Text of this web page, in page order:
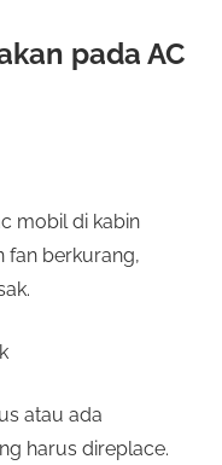
pada AC
mobil di kabin
fan berkurang,
atau ada
harus direplace.